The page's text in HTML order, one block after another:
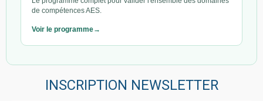
de compétences AES.
Voir le programme
INSCRIPTION NEWSLETTER